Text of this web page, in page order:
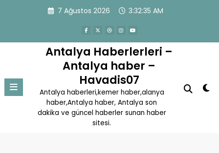
7 Ağustos 2026 3:32:36 AM
Antalya Haberlerleri –
Antalya haber –
Havadis07
Antalya haberleri,kemer haber,alanya
haber,Antalya haber, Antalya son
dakika ve güncel haberler sunan haber
sitesi.